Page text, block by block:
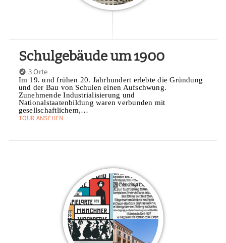
Schulgebäude um 1900
3 Orte
Im 19. und frühen 20. Jahrhundert erlebte die Gründung
und der Bau von Schulen einen Aufschwung.
Zunehmende Industrialisierung und
Nationalstaatenbildung waren verbunden mit
gesellschaftlichem,…
TOUR ANSEHEN